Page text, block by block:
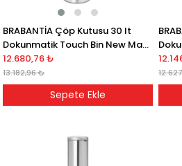
BRABANTİA Çöp Kutusu 30 lt
Dokunmatik Touch Bin New Mat
Çelik
12.680,76 ₺
13.182,96 ₺
Sepete Ekle